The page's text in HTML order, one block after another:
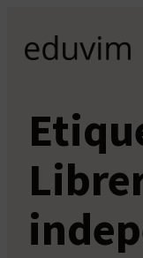
contenido